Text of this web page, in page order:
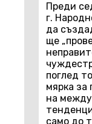
Преди
г.
да
ще
поглед
мярка за
на
само до